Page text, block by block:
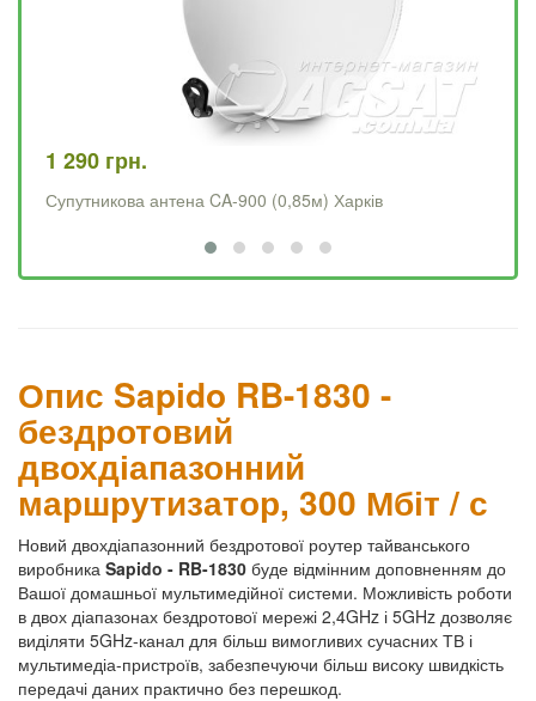
1 290 грн.
Супутникова антена CA-900 (0,85м) Харків
Опис Sapido RB-1830 -
бездротовий
двохдіапазонний
маршрутизатор, 300 Мбіт / с
Новий двохдіапазонний бездротової роутер тайванського
виробника Sapido - RB-1830 буде відмінним доповненням до
Вашої домашньої мультимедійної системи. Можливість роботи
в двох діапазонах бездротової мережі 2,4GHz і 5GHz дозволяє
виділяти 5GHz-канал для більш вимогливих сучасних ТВ і
мультимедіа-пристроїв, забезпечуючи більш високу швидкість
передачі даних практично без перешкод.